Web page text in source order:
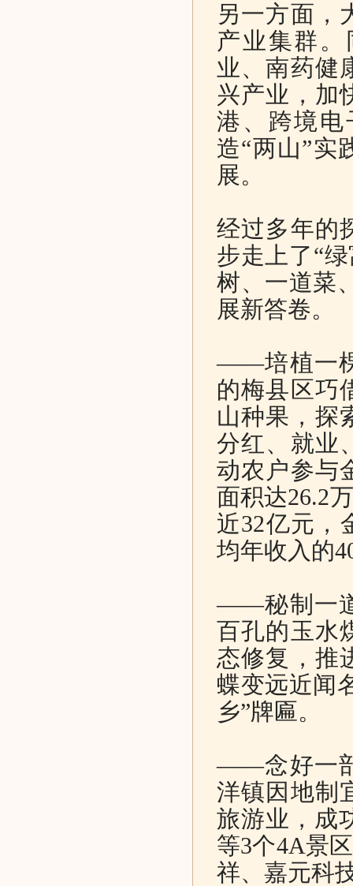
另一方面，
产业集群
业、南药健
兴产业，加
港、跨境
造“两山”实
展。
经过多年的
步走上了“
树、一道菜
展新答卷。
——培植一
的梅县区巧
山种果，探
分红、就业
动农户参与
面积达26.2
近32亿元，
均年收入的
——秘制一
百孔的玉水
态修复，推
蝶变远近闻
乡”牌匾。
——念好一
洋镇因地制
旅游业，成
等3个4A景
祥、嘉元科